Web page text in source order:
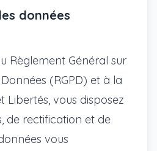
données
Règlement Général sur
(RGPD) et à la
Libertés, vous disposez
de rectification et de
vous